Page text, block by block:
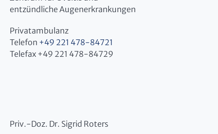
entzündliche Augenerkrankungen
Privatambulanz
Telefon +49 221 478-84721
Telefax +49 221 478-84729
Priv.-Doz. Dr. Sigrid Roters